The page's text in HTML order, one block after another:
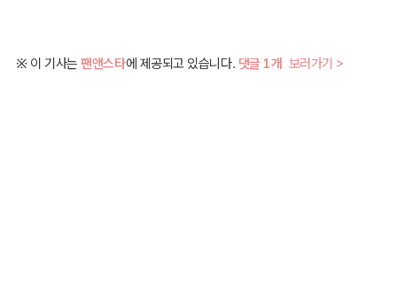
※ 이 기사는팬앤스타에 제공되고 있습니다. 댓글 1개 보러가기 >